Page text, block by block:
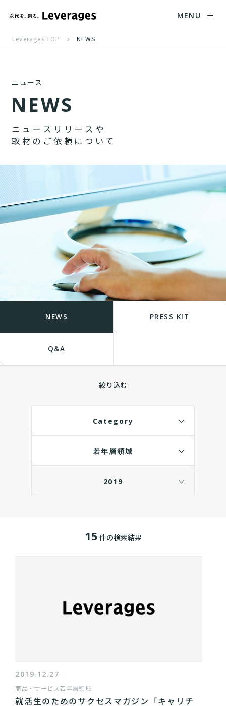
MENU
Leverages TOP NEWS
ニュース
NEWS
ニ ュ ー ス リ リ ー ス や
取 材 の ご 依 頼 に つ い て
NEWS PRESS KIT
Q&A
絞り込む
Category
若年層領域
2019
15 件の検索結果
2019.12.27
商品・サービス若年層領域
就活生のためのサクセスマガジン「キャリチ